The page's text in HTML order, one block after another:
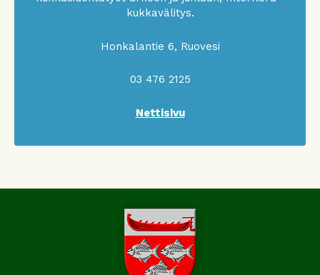
kukkavälitys.
Honkalantie 6, Ruovesi
03 476 2125
Nettisivu